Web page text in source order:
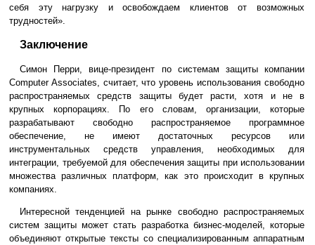
себя эту нагрузку и освобождаем клиентов от возможных
трудностей».
Заключение
Симон Перри, вице-президент по системам защиты компании
Computer Associates, считает, что уровень использования свободно
распространяемых средств защиты будет расти, хотя и не в
крупных корпорациях. По его словам, организации, которые
разрабатывают свободно распространяемое программное
обеспечение, не имеют достаточных ресурсов или
инструментальных средств управления, необходимых для
интеграции, требуемой для обеспечения защиты при использовании
множества различных платформ, как это происходит в крупных
компаниях.
Интересной тенденцией на рынке свободно распространяемых
систем защиты может стать разработка бизнес-моделей, которые
объединяют открытые тексты со специализированным аппаратным